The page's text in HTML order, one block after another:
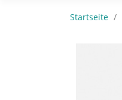
Startseite